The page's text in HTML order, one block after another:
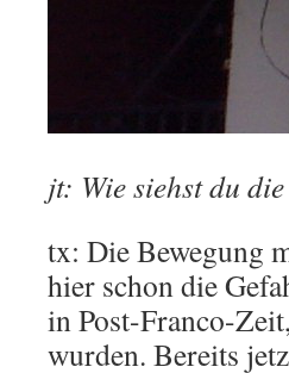
jt: Wie siehst du
tx: Die Bewegung
hier schon die
in Post-Franco-
wurden. Bereits